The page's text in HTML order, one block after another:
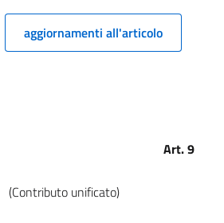
8 bis
PARTE II
VOCI DI SPESA
12
aggiornamenti all'articolo
Art. 9
(Contributo unificato)